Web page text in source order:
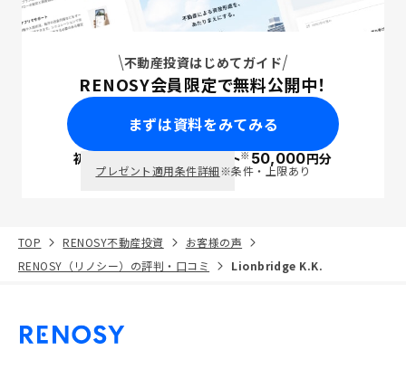
不動産投資はじめてガイド
RENOSY会員限定で無料公開中！
まずは資料をみてみる
初回面談で ポイント※50,000円分
プレゼント適用条件詳細※条件・上限あり
TOP RENOSY不動産投資
お客様の声
RENOSY（リノシー）の評判・口コミ
Lionbridge K.K.